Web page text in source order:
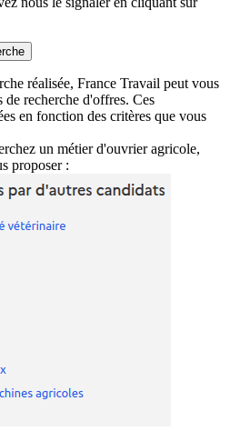
réalisée, France Travail peut vous
de recherche d'offres. Ces
en fonction des critères que vous
un métier d'ouvrier agricole,
proposer :